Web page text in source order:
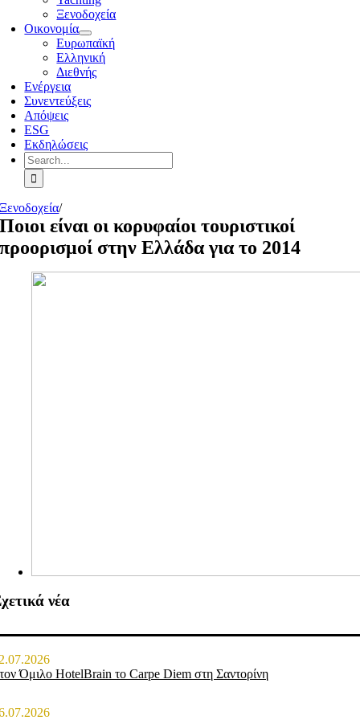
Ξενοδοχεία
Οικονομία
Ευρωπαϊκή
Ελληνική
Διεθνής
Ενέργεια
Συνεντεύξεις
Απόψεις
ESG
Εκδηλώσεις
Search
for:
Ξενοδοχεία/
Ποιοι είναι οι κορυφαίοι τουριστικοί
προορισμοί στην Ελλάδα για το 2014
νέα
Όμιλο HotelBrain το Carpe Diem στη Σαντορίνη